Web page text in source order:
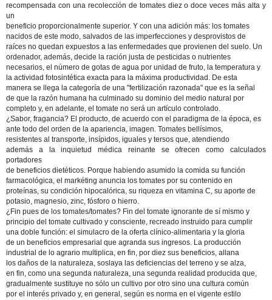
recompensada con una recolección de tomates diez o doce veces más alta y
un
beneficio proporcionalmente superior. Y con una adición más: los tomates
nacidos de este modo, salvados de las imperfecciones y desprovistos de
raíces no quedan expuestos a las enfermedades que provienen del suelo. Un
ordenador, además, decide la ración justa de pesticidas o nutrientes
necesarios, el número de gotas de agua por unidad de fruto, la temperatura y
la actividad fotosintética exacta para la máxima productividad. De esta
manera se llega la categoría de una "fertilización razonada" que es la señal
de que la razón humana ha culminado su dominio del medio natural por
completo y, en adelante, el tomate no será un artículo controlado.
¿Sabor, fragancia? El producto, de acuerdo con el paradigma de la época, es
ante todo del orden de la apariencia, imagen. Tomates bellísimos,
resistentes al transporte, insípidos, iguales y tersos que, atendiendo
además a la inquietud médica reinante se ofrecen como calculados
portadores
de beneficios dietéticos. Porque habiendo asumido la comida su función
farmacológica, el markéting anuncia los tomates por su contenido en
proteínas, su condición hipocalórica, su riqueza en vitamina C, su aporte de
potasio, magnesio, zinc, fósforo o hierro.
¿Fin pues de los tomates/tomates? Fin del tomate ignorante de sí mismo y
principio del tomate cultivado y consciente, recreado instruido para cumplir
una doble función: el simulacro de la oferta clínico-alimentaria y la gloria
de un beneficios empresarial que agranda sus ingresos. La producción
industrial de lo agrario multiplica, en fin, por diez sus beneficios, allana
los daños de la naturaleza, soslaya las deficiencias del terreno y se alza,
en fin, como una segunda naturaleza, una segunda realidad producida que,
gradualmente sustituye no sólo un cultivo por otro sino una cultura común
por el interés privado y, en general, según es norma en el vigente estilo